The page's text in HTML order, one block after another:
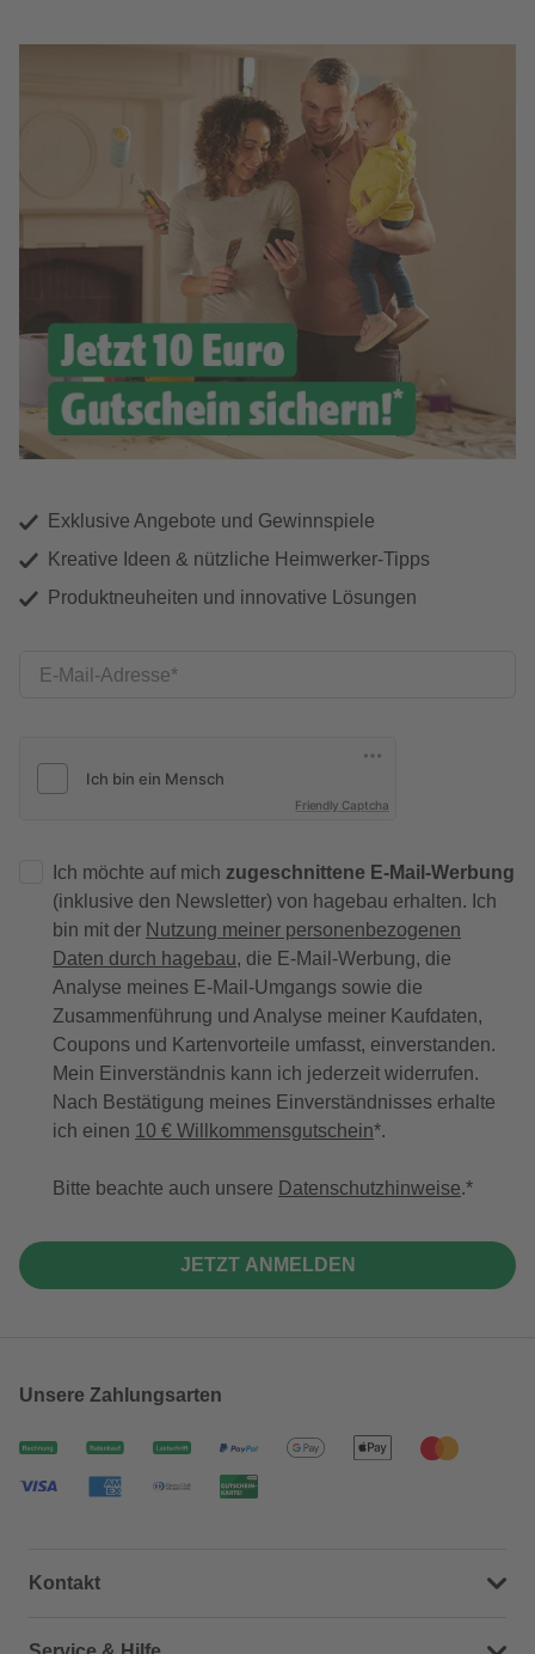
Exklusive Angebote und Gewinnspiele
Kreative Ideen & nützliche Heimwerker-Tipps
Produktneuheiten und innovative Lösungen
E-Mail-Adresse
Friendly Captcha
Ich möchte auf mich zugeschnittene E-Mail-Werbung
(inklusive den Newsletter) von hagebau erhalten. Ich
bin mit der Nutzung meiner personenbezogenen
Daten durch hagebau, die E-Mail-Werbung, die
Analyse meines E-Mail-Umgangs sowie die
Zusammenführung und Analyse meiner Kaufdaten,
Coupons und Kartenvorteile umfasst, einverstanden.
Mein Einverständnis kann ich jederzeit widerrufen.
Nach Bestätigung meines Einverständnisses erhalte
ich einen 10 € Willkommensgutschein*.
Bitte beachte auch unsere Datenschutzhinweise.
JETZT ANMELDEN
Unsere Zahlungsarten
Kontakt
Dein Kontakt zu uns